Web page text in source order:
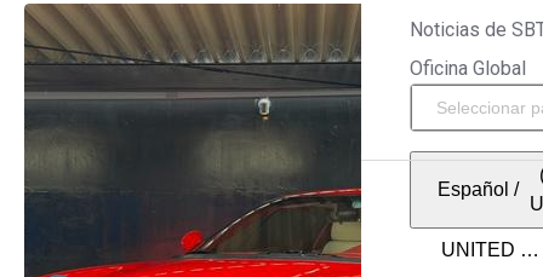
Noticias de
Oficina Global
Español /